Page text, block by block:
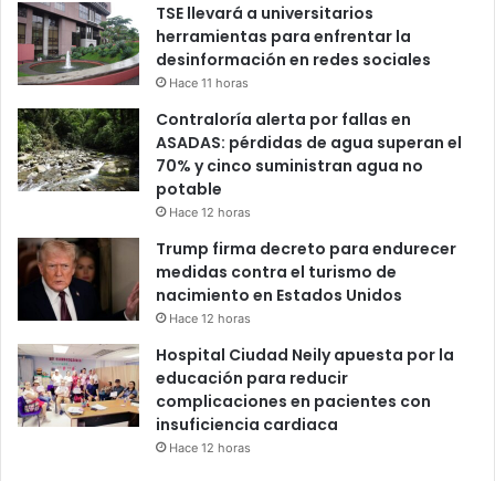
TSE llevará a universitarios
herramientas para enfrentar la
desinformación en redes sociales
Hace 11 horas
Contraloría alerta por fallas en
ASADAS: pérdidas de agua superan el
70% y cinco suministran agua no
potable
Hace 12 horas
Trump firma decreto para endurecer
medidas contra el turismo de
nacimiento en Estados Unidos
Hace 12 horas
Hospital Ciudad Neily apuesta por la
educación para reducir
complicaciones en pacientes con
insuficiencia cardiaca
Hace 12 horas